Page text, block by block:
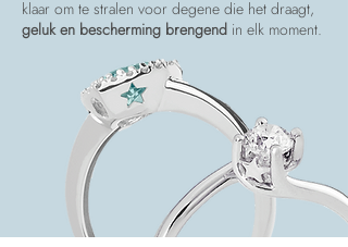
klaar om te stralen voor degene die het draagt,
geluk en bescherming brengend in elk moment.